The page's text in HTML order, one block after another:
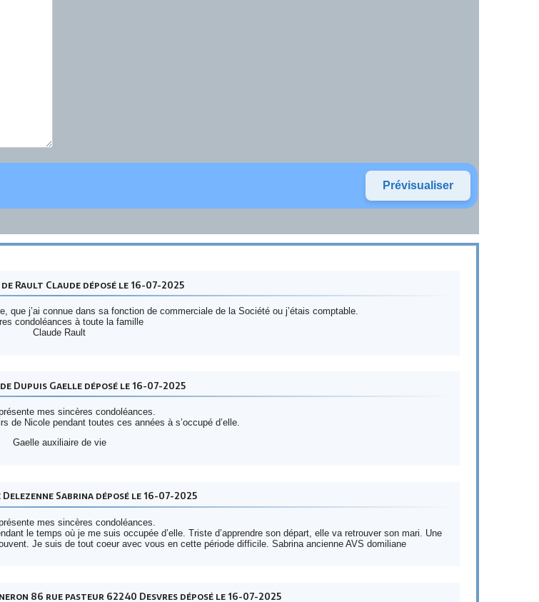
Rault Claude déposé le 16-07-2025
que j’ai connue dans sa fonction de commerciale de la Société ou j’étais comptable.
condoléances à toute la famille
Claude Rault
Dupuis Gaelle déposé le 16-07-2025
mes sincères condoléances.
de Nicole pendant toutes ces années à s’occupé d’elle.
Gaelle auxiliaire de vie
Sabrina déposé le 16-07-2025
mes sincères condoléances.
le temps où je me suis occupée d’elle. Triste d’apprendre son départ, elle va retrouver son mari. Une
Je suis de tout coeur avec vous en cette période difficile. Sabrina ancienne AVS domiliane
86 rue pasteur 62240 Desvres déposé le 16-07-2025